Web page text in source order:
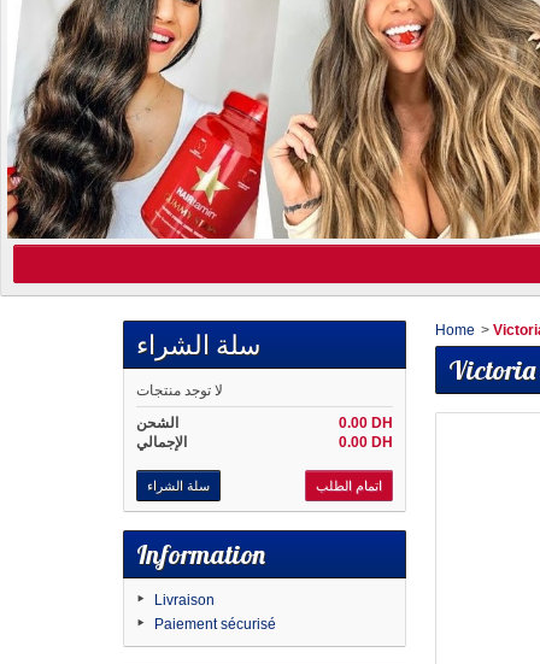
سلة الشراء
لا توجد منتجات
0.00 DH
الشحن
0.00 DH
الإجمالي
سلة الشراء اتمام الطلب
Information
Livraison
Paiement sécurisé
Home >
Victoria